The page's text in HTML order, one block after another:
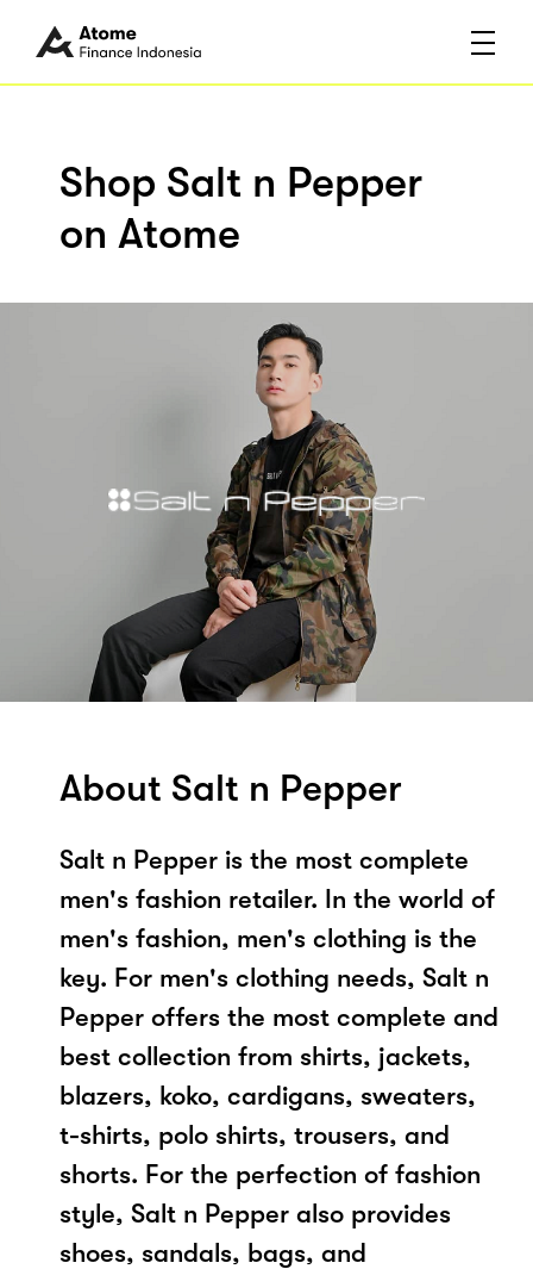
Shop Salt n Pepper
on Atome
About Salt n Pepper
Salt n Pepper is the most complete
men's fashion retailer. In the world of
men's fashion, men's clothing is the
key. For men's clothing needs, Salt n
Pepper offers the most complete and
best collection from shirts, jackets,
blazers, koko, cardigans, sweaters,
t-shirts, polo shirts, trousers, and
shorts. For the perfection of fashion
style, Salt n Pepper also provides
shoes, sandals, bags, and